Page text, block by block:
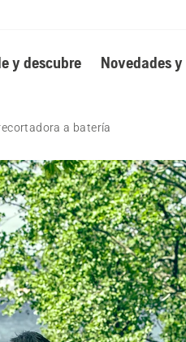
y descubre Novedades
a batería